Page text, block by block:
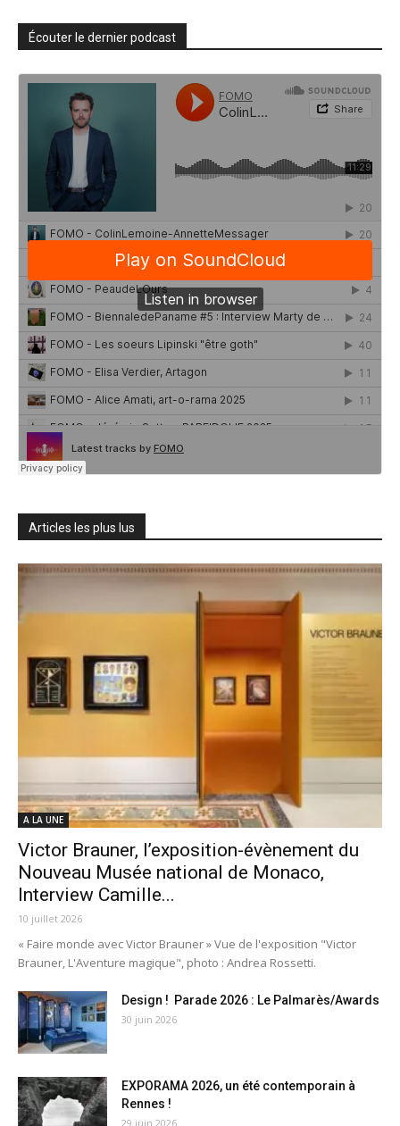
Écouter le dernier podcast
Articles les plus lus
A LA UNE
Victor Brauner, l’exposition-évènement du
Nouveau Musée national de Monaco,
Interview Camille...
10 juillet 2026
« Faire monde avec Victor Brauner » Vue de l'exposition "Victor
Brauner, L'Aventure magique", photo : Andrea Rossetti.
Design ! Parade 2026 : Le Palmarès/Awards
30 juin 2026
EXPORAMA 2026, un été contemporain à
Rennes !
29 juin 2026